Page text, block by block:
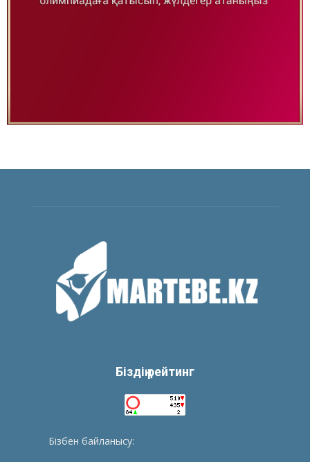
Біздің рейтинг
Бізбен байланысу: